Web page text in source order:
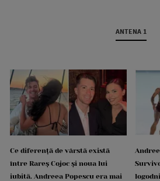
ANTENA 1
Ce diferență de vârstă există
între Rareș Cojoc și noua lui
iubită. Andreea Popescu era mai